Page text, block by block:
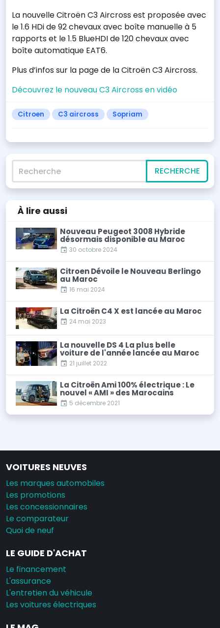
La nouvelle Citroën C3 Aircross est proposée avec
le 1.6 HDi de 92 chevaux avec boîte manuelle à 5
rapports et le 1.5 BlueHDI de 120 chevaux avec
boîte automatique EAT6.
Plus d’infos sur la page de la Citroën C3 Aircross.
Découvrez le nouveau C3 Aircross en vidéo
Citroen C3 aircross Sopriam
Recherche
RECHERCHE
À lire aussi
Nouveau Peugeot 3008 Hybride
désormais disponible au Maroc
30 octobre 2024
Citroen Dévoile le Nouveau Berlingo
au Maroc
16 mai 2024
La Citroën C4 X est lancée au Maroc
24 mai 2023
La nouvelle DS 4 La plus belle
voiture de l'année lancée au Maroc
21 juillet 2022
La Citroën Ami 100% électrique : Le
nouvel « AMI » des Marocains
5 décembre 2021
VOITURES NEUVES
Les marques automobiles
Les promotions
Les concessionnaires
Le comparateur
Quoi de neuf
LE GUIDE D'ACHAT
Le financement
L'assurance
L'entretien du véhicule
Les voitures électriques